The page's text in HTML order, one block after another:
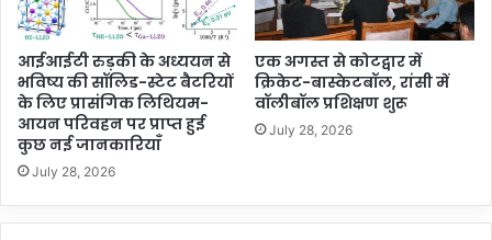
आईआईटी रुड़की के अध्ययन से
भविष्य की सॉलिड-स्टेट बैटरियों
के लिए प्रासंगिक लिथियम-
आयन परिवहन पर प्राप्त हुई
कुछ नई जानकारियाँ
July 28, 2026
एक अगस्त से कोटद्वार में
क्रिकेट-बास्केटबॉल, रांसी में
वॉलीबॉल प्रशिक्षण शुरू
July 28, 2026